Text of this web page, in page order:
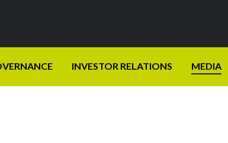
INVESTOR RELATIONS MEDIA